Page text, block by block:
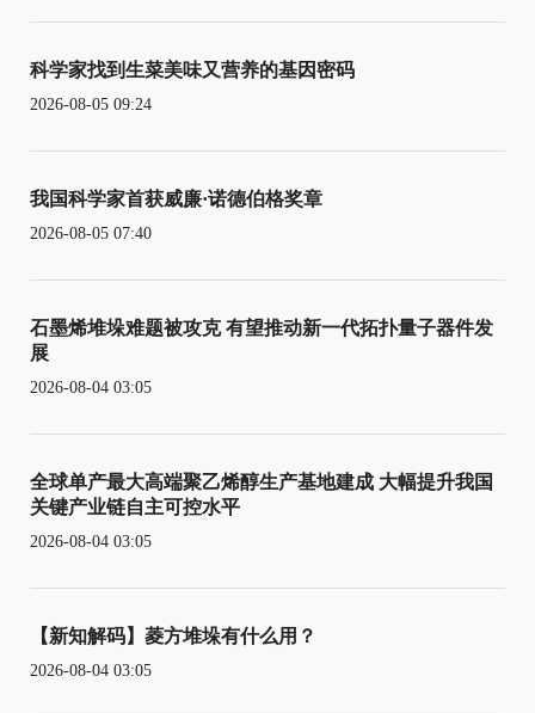
科学家找到生菜美味又营养的基因密码
2026-08-05 09:24
我国科学家首获威廉·诺德伯格奖章
2026-08-05 07:40
石墨烯堆垛难题被攻克 有望推动新一代拓扑量子器件发
展
2026-08-04 03:05
全球单产最大高端聚乙烯醇生产基地建成 大幅提升我国
关键产业链自主可控水平
2026-08-04 03:05
【新知解码】菱方堆垛有什么用？
2026-08-04 03:05